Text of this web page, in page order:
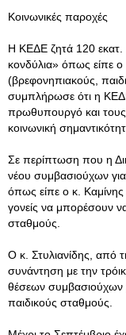
Κοινωνικές παροχές
Η ΚΕΔΕ ζητά 120
κονδύλια» όπως είπε ο
(βρεφονηπιακούς,
συμπλήρωσε ότι η
πρωθυπουργό και τους
κοινωνική
Σε περίπτωση που η
νέου συμβασιούχων
όπως είπε ο κ.
γονείς να μπορέσουν
σταθμούς.
Ο κ. Στυλιανίδης, από
συνάντηση με την
θέσεων συμβασιούχων
παιδικούς σταθμούς.